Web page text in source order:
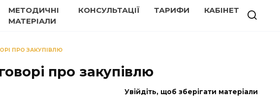
МЕТОДИЧНІ
МАТЕРІАЛИ
КОНСУЛЬТАЦІЇ ТАРИФИ КАБІНЕТ
ПРО ЗАКУПІВЛЮ
про закупівлю
Увійдіть, щоб зберігати матеріали